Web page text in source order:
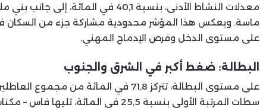
معدلات النشاط الأدنى، بنسبة 40,1 في
ماسة. ويعكس هذا المؤشر محدودية مشاركة جزء من السكان في
على مستوى الدخل وفرص الإدماج المهني.
البطالة: ضغط أكبر في الشرق والجنوب
على مستوى البطالة، تتركز 71,8 في